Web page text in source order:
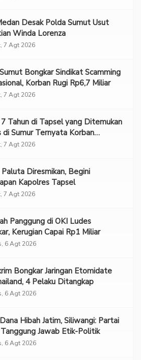
Desak Polda Sumut Usut
Winda Lorenza
7 Agt 2026
Bongkar Sindikat Scamming
Korban Rugi Rp6,7 Miliar
7 Agt 2026
Tahun di Tapsel yang Ditemukan
di Sumur Ternyata Korban
Seksual
7 Agt 2026
Diresmikan, Begini
Kapolres Tapsel
7 Agt 2026
Panggung di OKI Ludes
Kerugian Capai Rp1 Miliar
6 Agt 2026
Bongkar Jaringan Etomidate
4 Pelaku Ditangkap
6 Agt 2026
Hibah Jatim, Siliwangi: Partai
Jawab Etik-Politik
6 Agt 2026